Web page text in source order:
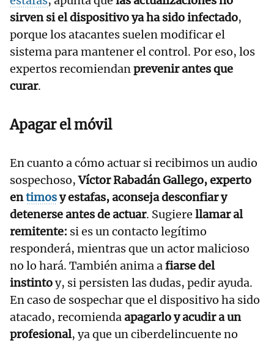
sirven si el dispositivo ya ha sido infectado,
porque los atacantes suelen modificar el
sistema para mantener el control. Por eso, los
expertos recomiendanprevenir antes que
curar.
Apagar el móvil
En cuanto a cómo actuar si recibimos un audio
sospechoso,Víctor Rabadán Gallego, experto
entimosy estafas, aconseja desconfiar y
detenerse antes de actuar. Sugiere llamar al
remitente: si es un contacto legítimo
responderá, mientras que un actor malicioso
no lo hará. También anima afiarse del
instintoy, si persisten las dudas, pedir ayuda.
En caso de sospechar que el dispositivo ha sido
atacado, recomiendaapagarlo y acudir a un
profesional, ya que un ciberdelincuente no